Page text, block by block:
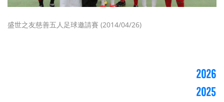
盛世之友慈善五人足球邀請賽 (2014/04/26)
2026
2025